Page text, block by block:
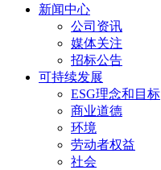
新闻中心
公司资讯
媒体关注
招标公告
可持续发展
ESG理念和目标
商业道德
环境
劳动者权益
社会